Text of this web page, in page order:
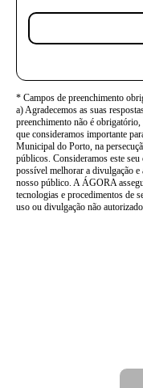
* Campos de preenchimento
a) Agradecemos as suas
preenchimento não é
que consideramos importante
Municipal do Porto, na
públicos. Consideramos este
possível melhorar a divulgação
nosso público. A ÁGORA
tecnologias e procedimentos de
uso ou divulgação não